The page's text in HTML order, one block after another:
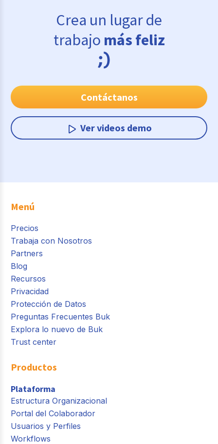
Crea un lugar de
trabajo más feliz
Contáctanos
Ver videos demo
Menú
Precios
Trabaja con Nosotros
Partners
Blog
Recursos
Privacidad
Protección de Datos
Preguntas Frecuentes Buk
Explora lo nuevo de Buk
Trust center
Productos
Plataforma
Estructura Organizacional
Portal del Colaborador
Usuarios y Perfiles
Workflows